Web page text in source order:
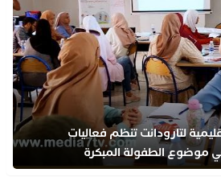
أولاد تايمة: المديرية الاقليمية لتارودانت تنظم فعاليات
في موضوع الطفولة المبكرة
الثاني التأهيلية